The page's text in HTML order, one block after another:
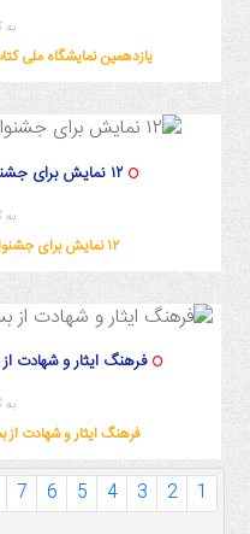
به
یازدهمین نمایشگاه ملی
۱۲ نمایش برای جشنواره استانی تئاتر قم برگزیده شد
به
۱۲ نمایش برای جشنواره استانی تئاتر قم برگزیده شد
فرهنگ ایثار و شهادت
به
فرهنگ ایثار و شهادت از
1
2
3
4
5
6
7